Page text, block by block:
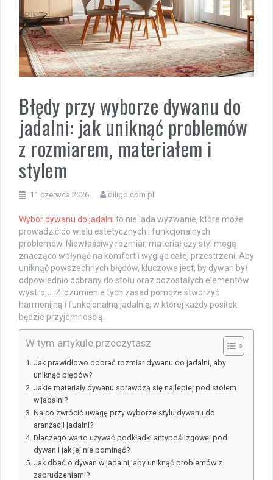
Błędy przy wyborze dywanu do
jadalni: jak uniknąć problemów
z rozmiarem, materiałem i
stylem
11 czerwca 2026 diligo.com.pl
Wybór dywanu do jadalni to nie lada wyzwanie, które może
prowadzić do wielu estetycznych i funkcjonalnych
problemów. Niewłaściwy rozmiar, materiał czy styl mogą
znacząco wpłynąć na komfort i wygląd całej przestrzeni. Aby
uniknąć powszechnych błędów, kluczowe jest, by dywan był
odpowiednio dobrany do stołu oraz pozostałych elementów
wystroju. Zrozumienie tych zasad pomoże stworzyć
harmonijną i funkcjonalną jadalnię, w której każdy posiłek
będzie przyjemnością.
W tym artykule przeczytasz
Jak prawidłowo dobrać rozmiar dywanu do jadalni, aby
uniknąć błędów?
Jakie materiały dywanu sprawdzą się najlepiej pod stołem
w jadalni?
Na co zwrócić uwagę przy wyborze stylu dywanu do
aranżacji jadalni?
Dlaczego warto używać podkładki antypoślizgowej pod
dywan i jak jej nie pominąć?
Jak dbać o dywan w jadalni, aby uniknąć problemów z
zabrudzeniami?